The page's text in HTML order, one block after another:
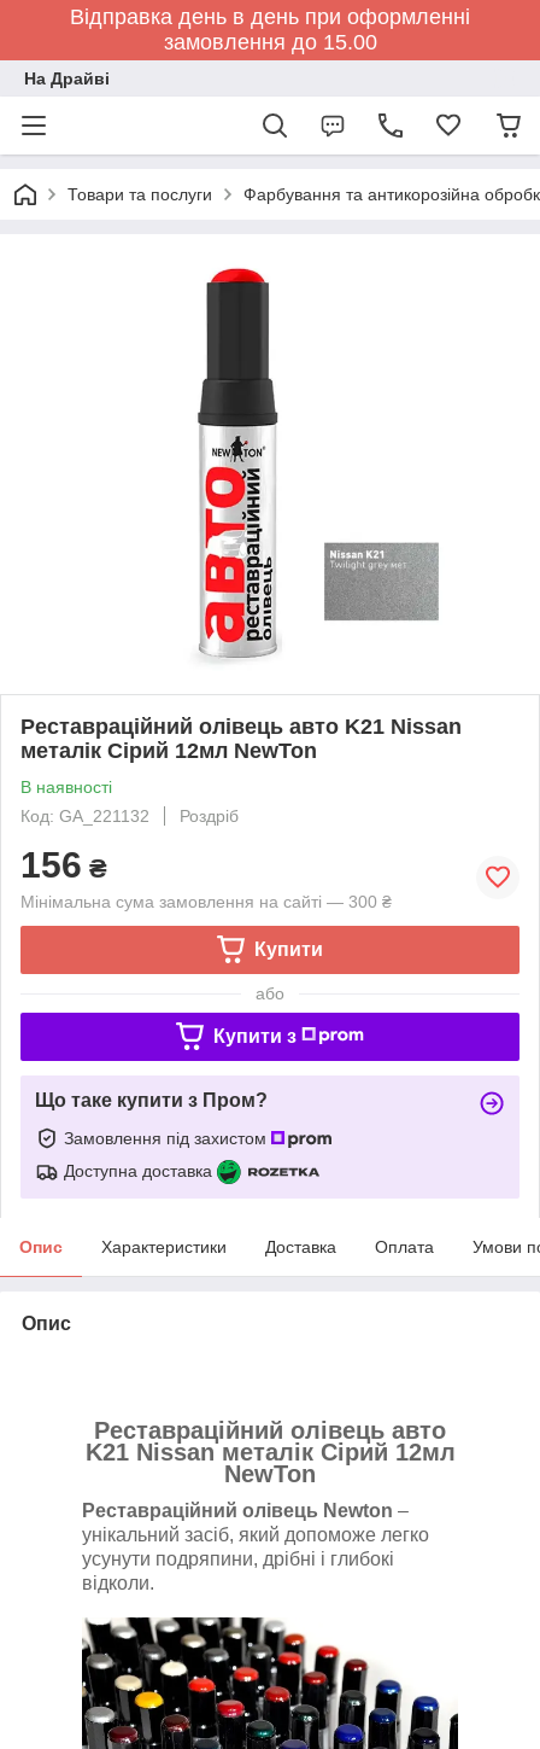
Відправка день в день при оформленні
замовлення до 15.00
На Драйві
Товари та послуги Фарбування та антикорозійна
Реставраційний олівець авто K21 Nissan
металік Сірий 12мл NewTon
В наявності
Код: GA_221132
Роздріб
156 ₴
Мінімальна сума замовлення на сайті — 300 ₴
Купити
або
Купити з
Що таке купити з Пром?
Замовлення під захистом
Доступна доставка
Опис Характеристики Доставка Оплата Умови
Опис
Реставраційний олівець авто
K21 Nissan металік Сірий 12мл
NewTon
Реставраційний олівець Newton –
унікальний засіб, який допоможе легко
усунути подряпини, дрібні і глибокі
відколи.